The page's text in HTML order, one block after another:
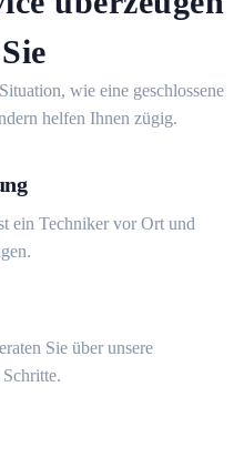
wie eine geschlossene
helfen Ihnen zügig.
ein Techniker vor Ort und
Sie über unsere